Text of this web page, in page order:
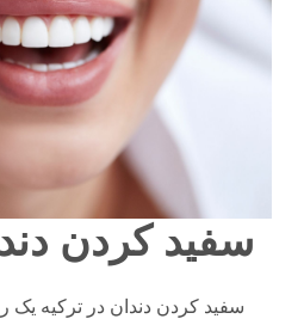
سفید کردن
سفید کردن دندان در ترکیه یک